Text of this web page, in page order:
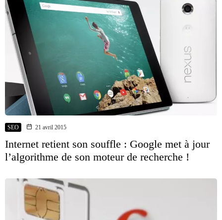
SEO 21 avril 2015
Internet retient son souffle : Google met à jour
l’algorithme de son moteur de recherche !